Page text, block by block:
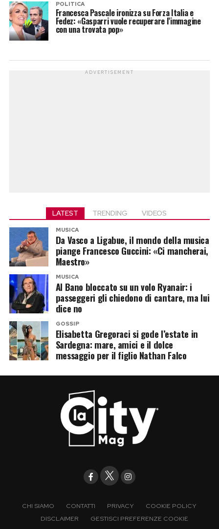
POLITICA
Francesca Pascale ironizza su Forza Italia e
Fedez: «Gasparri vuole recuperare l’immagine
con una trovata pop»
ADVERTISEMENT
LATEST TRENDING VIDEOS
MUSICA
Da Vasco a Ligabue, il mondo della musica
piange Francesco Guccini: «Ci mancherai,
Maestro»
MUSICA
Al Bano bloccato su un volo Ryanair: i
passeggeri gli chiedono di cantare, ma lui
dice no
GOSSIP
Elisabetta Gregoraci si gode l’estate in
Sardegna: mare, amici e il dolce
messaggio per il figlio Nathan Falco
CHI SIAMO CONTATTI PRIVACY
COOKIE POLICY
DISCLAIMER
GESTISCI PREFERENZE COOKIE